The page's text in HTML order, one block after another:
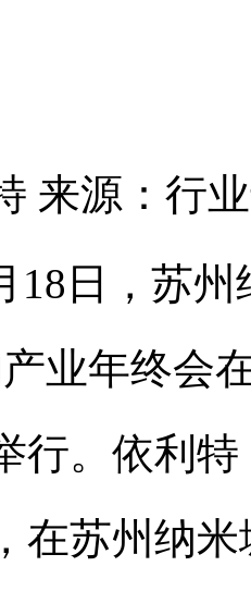
来源：行
18日，苏
业年终会
行。依利
在苏州纳